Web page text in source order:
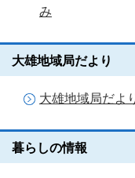
み
大雄地域局だより
大雄地域局だよ
暮らしの情報